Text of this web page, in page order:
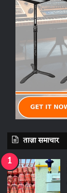
ताज़ा समाचार